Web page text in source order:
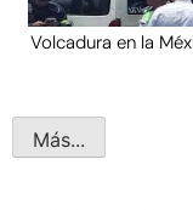
Volcadura en la
Más...